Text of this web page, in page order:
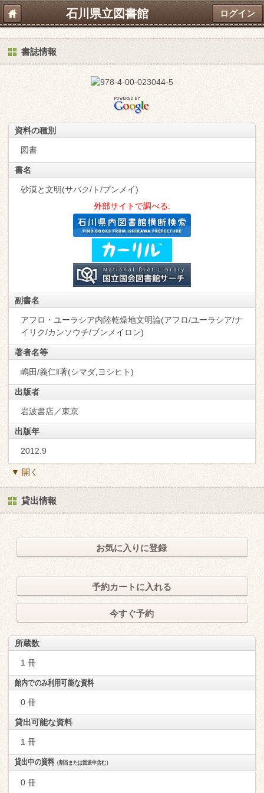
石川県立図書館 ログイン
書誌情報
資料の種別
図書
書名
砂漠と文明(サバク/ト/ブンメイ)
外部サイトで調べる:
副書名
アフロ・ユーラシア内陸乾燥地文明論(アフロ/ユーラシア/ナ
イリク/カンソウチ/ブンメイロン)
著者名等
嶋田/義仁‖著(シマダ,ヨシヒト)
出版者
岩波書店／東京
出版年
2012.9
▼ 開く
貸出情報
お気に入りに登録
予約カートに入れる
今すぐ予約
所蔵数
1 冊
館内でのみ利用可能な資料
0 冊
貸出可能な資料
1 冊
貸出中の資料（割当または回送中含む）
0 冊